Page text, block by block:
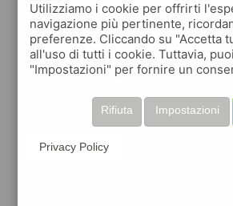
ristoranti in zona
trovi i ristoranti più
posti dove mangiare
Utilizziamo i cookie per offrirti
navigazione più pertinente,
preferenze. Cliccando su "Accetta
all'uso di tutti i cookie. Tuttavia,
"Impostazioni" per fornire un
Impostazioni
Rifiuta
Privacy Policy